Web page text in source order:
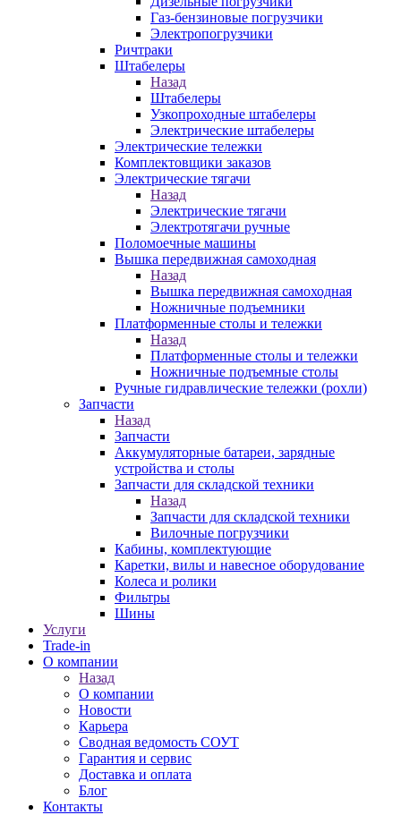
Газ-бензиновые погрузчики
Электропогрузчики
Ричтраки
Штабелеры
Назад
Штабелеры
Узкопроходные штабелеры
Электрические штабелеры
Электрические тележки
Комплектовщики заказов
Электрические тягачи
Назад
Электрические тягачи
Электротягачи ручные
Поломоечные машины
Вышка передвижная самоходная
Назад
Вышка передвижная самоходная
Ножничные подъемники
Платформенные столы и тележки
Назад
Платформенные столы и тележки
Ножничные подъемные столы
Ручные гидравлические тележки (рохли)
Запчасти
Назад
Запчасти
Аккумуляторные батареи, зарядные
устройства и столы
Запчасти для складской техники
Назад
Запчасти для складской техники
Вилочные погрузчики
Кабины, комплектующие
Каретки, вилы и навесное оборудование
Колеса и ролики
Фильтры
Шины
Услуги
Trade-in
О компании
Назад
О компании
Новости
Карьера
Сводная ведомость СОУТ
Гарантия и сервис
Доставка и оплата
Блог
Контакты